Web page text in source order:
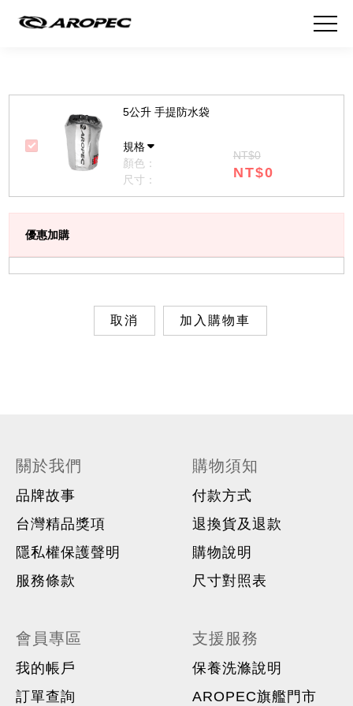
5公升 手提防水袋
規格
顏色：
尺寸：
NT$0
NT$0
優惠加購
取消 加入購物車
關於我們
品牌故事
台灣精品獎項
隱私權保護聲明
服務條款
購物須知
付款方式
退換貨及退款
購物說明
尺寸對照表
會員專區
我的帳戶
訂單查詢
支援服務
保養洗滌說明
AROPEC旗艦門市